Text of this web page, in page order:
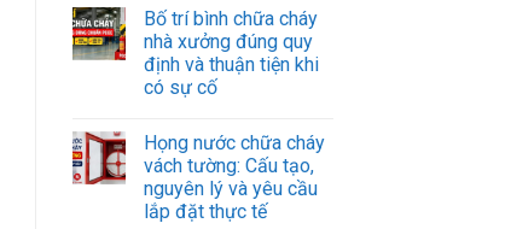
Bố trí bình chữa cháy
nhà xưởng đúng quy
định và thuận tiện khi
có sự cố
Họng nước chữa cháy
vách tường: Cấu tạo,
nguyên lý và yêu cầu
lắp đặt thực tế